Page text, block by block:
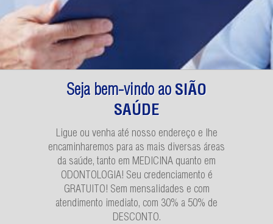
Seja bem-vindo aoSIÃO
SAÚDE
Ligue ou venha até nosso endereço e lhe
encaminharemos para as mais diversas áreas
da saúde, tanto em MEDICINA quanto em
ODONTOLOGIA! Seu credenciamento é
GRATUITO! Sem mensalidades e com
atendimento imediato, com 30% a 50% de
DESCONTO.